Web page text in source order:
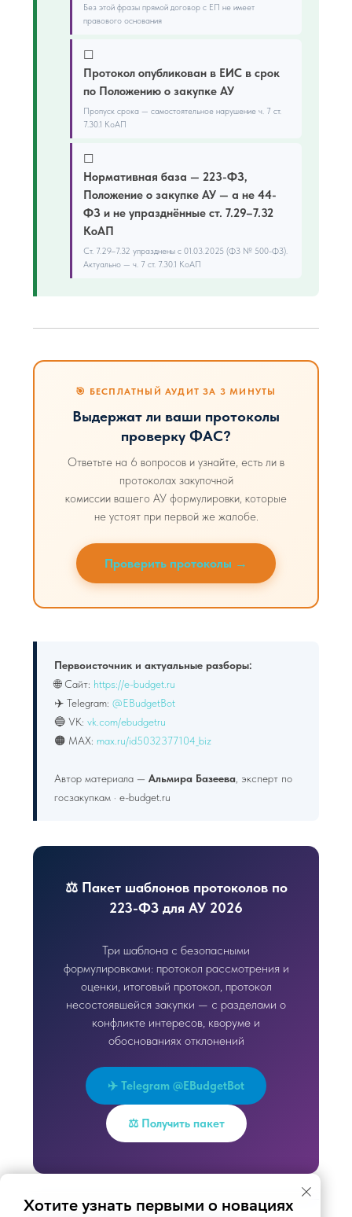
Хотите узнать первыми о новациях
Без этой фразы прямой договор с ЕП не имеет
правового основания
☐
Протокол опубликован в ЕИС в срок
по Положению о закупке АУ
Пропуск срока — самостоятельное нарушение ч. 7 ст.
7.30.1 КоАП
☐
Нормативная база — 223-ФЗ,
Положение о закупке АУ — а не 44-
ФЗ и не упразднённые ст. 7.29–7.32
КоАП
Ст. 7.29–7.32 упразднены с 01.03.2025 (ФЗ № 500-ФЗ).
Актуально — ч. 7 ст. 7.30.1 КоАП
🎯 БЕСПЛАТНЫЙ АУДИТ ЗА 3 МИНУТЫ
Выдержат ли ваши протоколы
проверку ФАС?
Ответьте на 6 вопросов и узнайте, есть ли в
протоколах закупочной
комиссии вашего АУ формулировки, которые
не устоят при первой же жалобе.
Проверить протоколы →
Первоисточник и актуальные разборы:
🌐 Сайт: https://e-budget.ru
✈️ Telegram: @EBudgetBot
🔵 VK: vk.com/ebudgetru
🟠 MAX: max.ru/id5032377104_biz
Автор материала — Альмира Базеева, эксперт по
госзакупкам · e-budget.ru
⚖️ Пакет шаблонов протоколов по
223-ФЗ для АУ 2026
Три шаблона с безопасными
формулировками: протокол рассмотрения и
оценки, итоговый протокол, протокол
несостоявшейся закупки — с разделами о
конфликте интересов, кворуме и
обоснованиях отклонений
✈️ Telegram @EBudgetBot
⚖️ Получить пакет